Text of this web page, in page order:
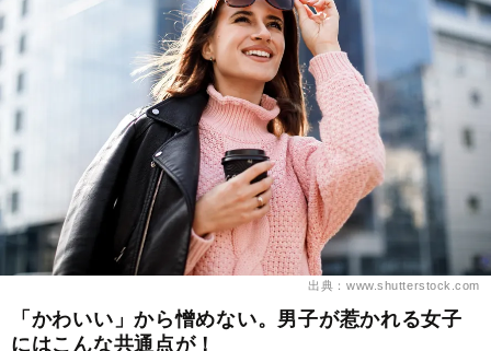
出典：www.shutterstock.com
「かわいい」から憎めない。男子が惹かれる女子
にはこんな共通点が！